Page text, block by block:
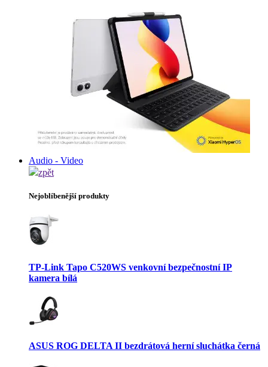
Audio - Video
zpět
Nejoblíbenější produkty
TP-Link Tapo C520WS venkovní bezpečnostní IP
kamera bílá
ASUS ROG DELTA II bezdrátová herní sluchátka černá